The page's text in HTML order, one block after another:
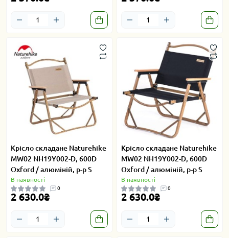
Крісло складане Naturehike
MW02 NH19Y002-D, 600D
Oxford / алюміній, р-р S
В наявності
0
2 630.0₴
Крісло складане Naturehike
MW02 NH19Y002-D, 600D
Oxford / алюміній, р-р S
В наявності
0
2 630.0₴